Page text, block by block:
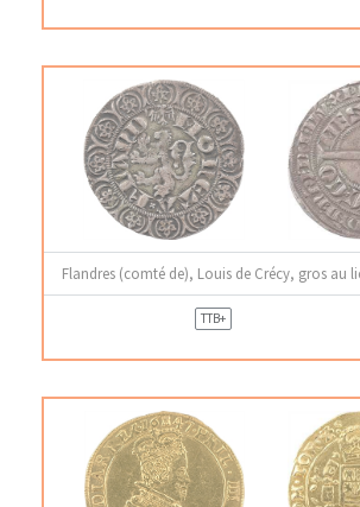
Flandres (comté de), Louis de Crécy, gros au
TTB+